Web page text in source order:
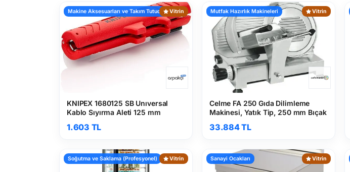
Makine Aksesuarları ve Takım TutucularVitrin
KNIPEX 1680125 SB Unıversal
Kablo Sıyırma Aleti 125 mm
1.603 TL
Mutfak Hazırlık Makineleri Vitrin
Celme FA 250 Gıda Dilimleme
Makinesi, Yatık Tip, 250 mm Bıçak
33.884 TL
Soğutma ve Saklama (Profesyonel) Vitrin Sanayi Ocakları Vitrin